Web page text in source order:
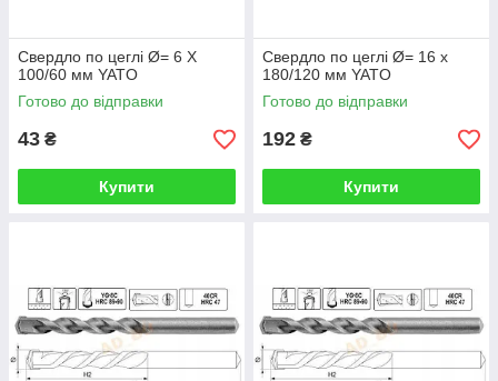
Свердло по цеглі Ø= 6 Х
100/60 мм YATO
Готово до відправки
43 ₴
Купити
Свердло по цеглі Ø= 16 х
180/120 мм YATO
Готово до відправки
192 ₴
Купити